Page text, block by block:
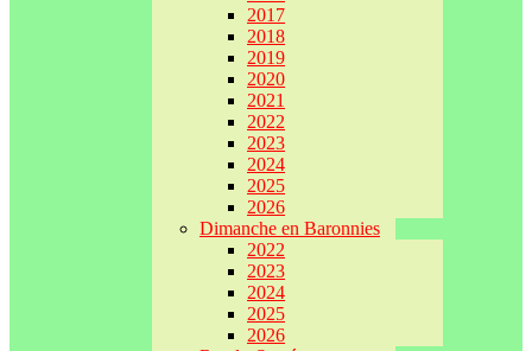
2017
2018
2019
2020
2021
2022
2023
2024
2025
2026
Dimanche en Baronnies
2022
2023
2024
2025
2026